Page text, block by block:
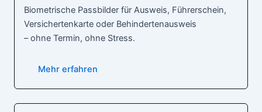
Biometrische Passbilder für Ausweis, Führerschein,
Versichertenkarte oder Behindertenausweis
– ohne Termin, ohne Stress.
Mehr erfahren